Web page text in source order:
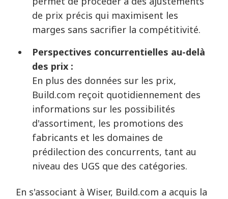
de prix précis qui maximisent les
marges sans sacrifier la compétitivité.
Perspectives concurrentielles au-delà
des prix :
En plus des données sur les prix,
Build.com reçoit quotidiennement des
informations sur les possibilités
d'assortiment, les promotions des
fabricants et les domaines de
prédilection des concurrents, tant au
niveau des UGS que des catégories.
En s'associant à Wiser, Build.com a acquis la